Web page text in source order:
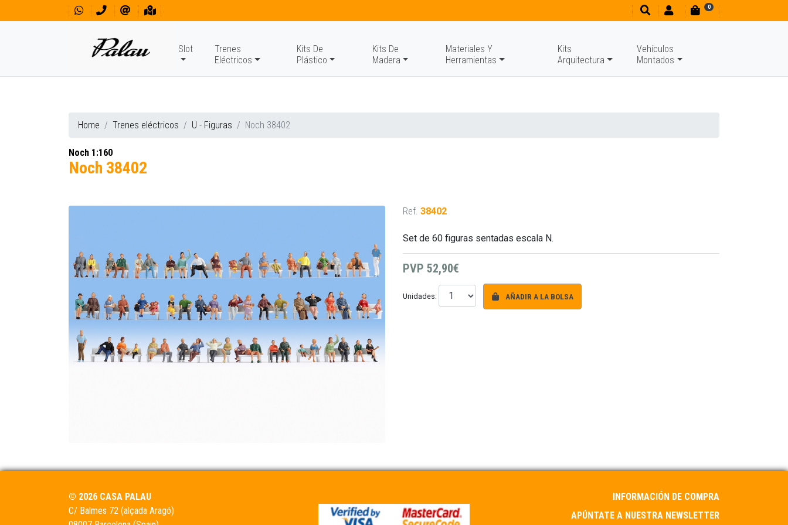
0
Slot
Trenes
Eléctricos
Kits De
Plástico
Kits De
Madera
Materiales Y
Herramientas
Kits
Arquitectura
Vehículos
Montados
Home Trenes eléctricos U - Figuras Noch 38402
Noch 1:160
Noch 38402
Ref. 38402
Set de 60 figuras sentadas escala N.
PVP 52,90€
Unidades: AÑADIR A LA BOLSA
© 2026 CASA PALAU
C/ Balmes 72 (alçada Aragó)
INFORMACIÓN DE COMPRA
APÚNTATE A NUESTRA NEWSLETTER